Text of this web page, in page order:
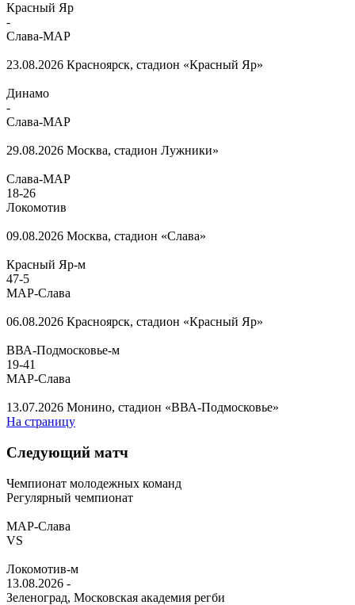
Красный Яр
-
Слава-МАР
23.08.2026 Красноярск, стадион «Красный Яр»
Динамо
-
Слава-МАР
29.08.2026 Москва, стадион Лужники»
Слава-МАР
18-26
Локомотив
09.08.2026 Москва, стадион «Слава»
Красный Яр-м
47-5
МАР-Слава
06.08.2026 Красноярск, стадион «Красный Яр»
ВВА-Подмосковье-м
19-41
МАР-Слава
13.07.2026 Монино, стадион «ВВА-Подмосковье»
На страницу
Следующий матч
Чемпионат молодежных команд
Регулярный чемпионат
МАР-Слава
VS
Локомотив-м
13.08.2026 -
Зеленоград, Московская академия регби